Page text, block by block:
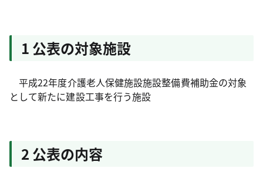
1 公表の対象施設
平成22年度介護老人保健施設施設整備費補助金の対象
として新たに建設工事を行う施設
2 公表の内容